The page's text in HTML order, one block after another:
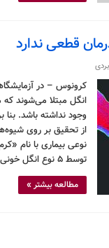
قطعی ندارد
کرونوس – در
انگل مبتلا می‌شوند
وجود نداشته باشد.
از تحقیق بر روی
نوعی بیماری با نام
توسط ۵ نوع انگل خونی …
مطالعه بیشتر »